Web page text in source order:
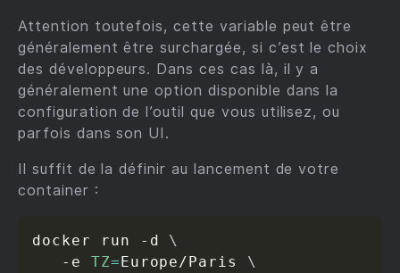
Attention toutefois, cette variable peut être
généralement être surchargée, si c’est le choix
des développeurs. Dans ces cas là, il y a
généralement une option disponible dans la
configuration de l’outil que vous utilisez, ou
parfois dans son UI.
Il suffit de la définir au lancement de votre
container :
docker run -d \
   -e
TZ=Europe/Paris \